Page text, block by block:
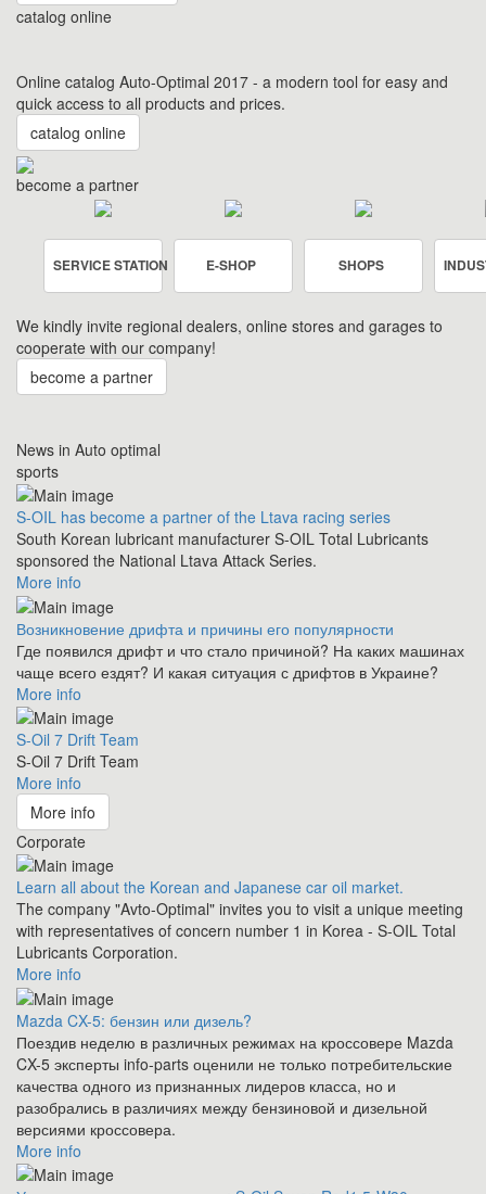
catalog online
Online catalog Auto-Optimal 2017 - a modern tool for easy and
quick access to all products and prices.
catalog online
become a partner
SERVICE STATION E-SHOP SHOPS
We kindly invite regional dealers, online stores and garages to
cooperate with our company!
become a partner
News in Auto optimal
sports
S-OIL has become a partner of the Ltava racing series
South Korean lubricant manufacturer S-OIL Total Lubricants
sponsored the National Ltava Attack Series.
More info
Возникновение дрифта и причины его популярности
Где появился дрифт и что стало причиной? На каких машинах
чаще всего ездят? И какая ситуация с дрифтов в Украине?
More info
S-Oil 7 Drift Team
S-Oil 7 Drift Team
More info
More info
Corporate
Learn all about the Korean and Japanese car oil market.
The company "Avto-Optimal" invites you to visit a unique meeting
with representatives of concern number 1 in Korea - S-OIL Total
Lubricants Corporation.
More info
Mazda CX-5: бензин или дизель?
Поездив неделю в различных режимах на кроссовере Mazda
CX-5 эксперты info-parts оценили не только потребительские
качества одного из признанных лидеров класса, но и
разобрались в различиях между бензиновой и дизельной
версиями кроссовера.
More info